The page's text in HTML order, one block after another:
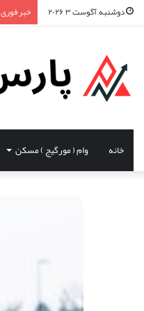
دوشنبه, آگوست ۳ ۲۰۲۶ خبر فوری
خانه وام ( مورگیج ) مسکن